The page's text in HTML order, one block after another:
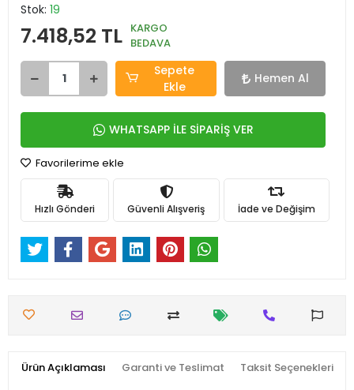
Stok: 19
7.418,52 TL KARGO
BEDAVA
Sepete
Ekle
Hemen Al
WHATSAPP İLE SİPARİŞ VER
Favorilerime ekle
Hızlı Gönderi Güvenli Alışveriş İade ve Değişim
Ürün Açıklaması Garanti ve Teslimat Taksit Seçenekleri